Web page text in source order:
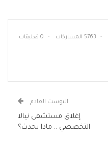
5763 المشاركات 0 تعليقات
البوست القادم
إغلاق مستشفى نيالا
التخصصي .. ماذا يحدث؟